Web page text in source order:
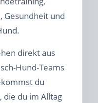
Gesundheit und
direkt aus
Hund-Teams
du
die du im Alltag